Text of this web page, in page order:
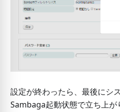
設定が終わったら、最後にシ
Sambaga起動状態で立ち上が